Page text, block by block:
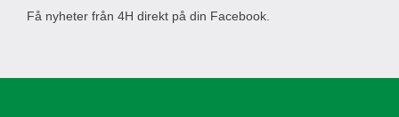
Få nyheter från 4H direkt på din Facebook.